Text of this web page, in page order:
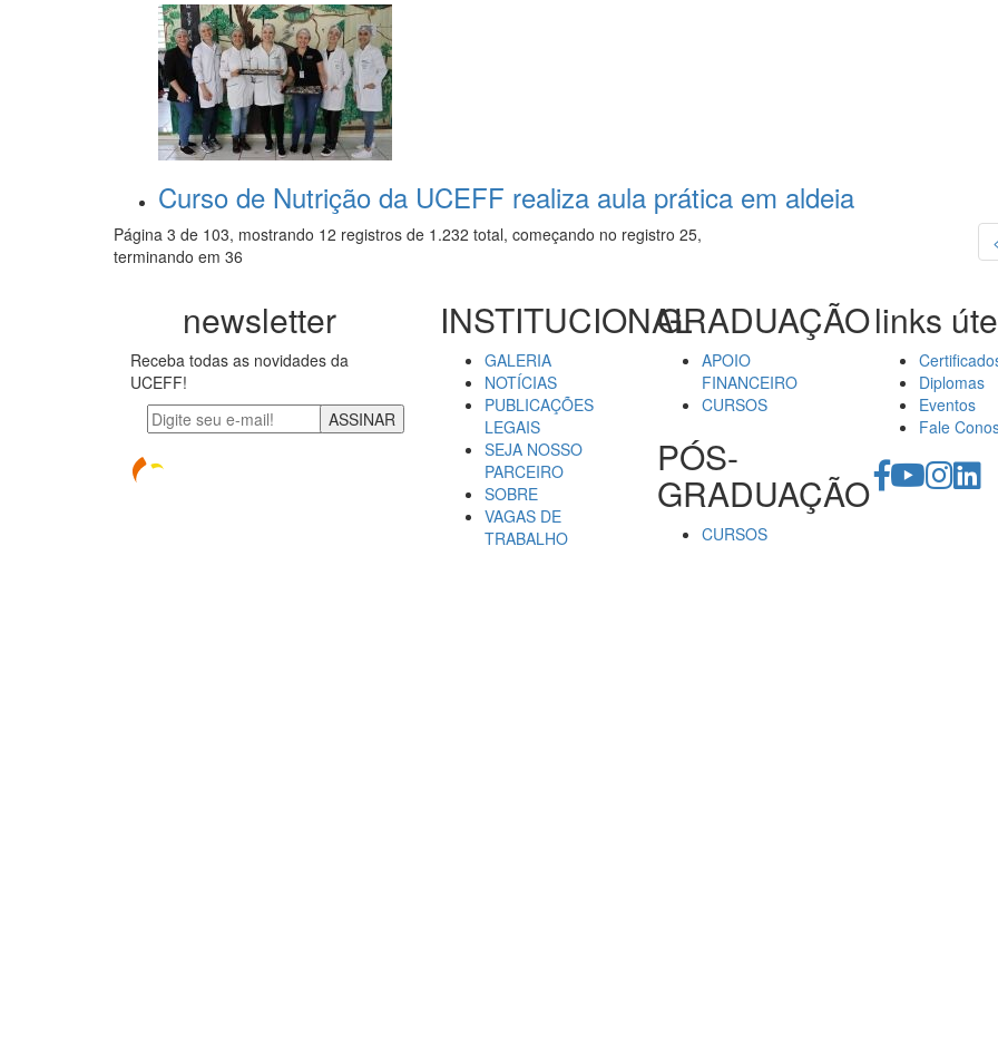
Curso de Nutrição da UCEFF realiza aula prática em aldeia
Página 3 de 103, mostrando 12 registros de 1.232 total, começando no registro 25,
terminando em 36
newsletter
Receba todas as novidades da
UCEFF!
ASSINAR
INSTITUCIONAL
GALERIA
NOTÍCIAS
PUBLICAÇÕES
LEGAIS
SEJA NOSSO
PARCEIRO
SOBRE
VAGAS DE
TRABALHO
GRADUAÇÃO
APOIO
FINANCEIRO
CURSOS
PÓS-
GRADUAÇÃO
CURSOS
links
Diplomas
Eventos
Fale